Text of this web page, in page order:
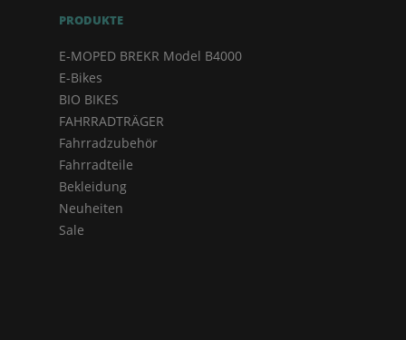
PRODUKTE
E-MOPED BREKR Model B4000
E-Bikes
BIO BIKES
FAHRRADTRÄGER
Fahrradzubehör
Fahrradteile
Bekleidung
Neuheiten
Sale